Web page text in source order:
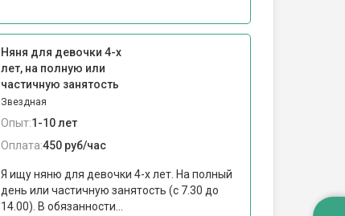
Няня для девочки 4-х
лет, на полную или
частичную занятость
Звездная
Опыт:1-10 лет
Оплата:450 руб/час
Я ищу няню для девочки 4-х лет. На полный
день или частичную занятость (с 7.30 до
14.00). В обязанности...